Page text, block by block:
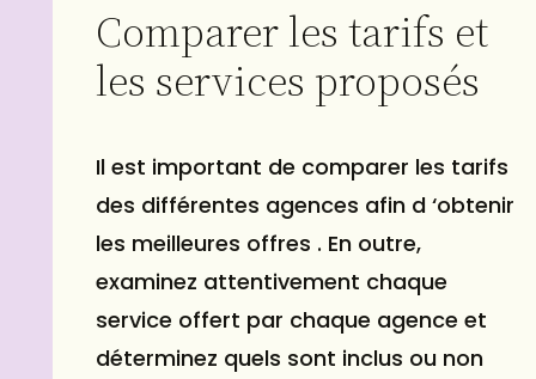
Comparer les tarifs et
les services proposés
Il est important de comparer les tarifs
des différentes agences afin d ‘obtenir
les meilleures offres . En outre,
examinez attentivement chaque
service offert par chaque agence et
déterminez quels sont inclus ou non